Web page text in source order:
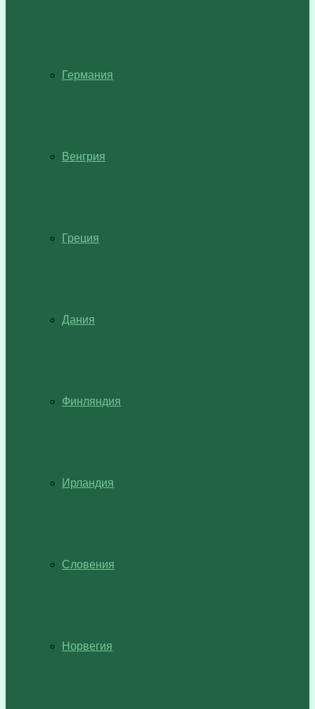
Германия
Венгрия
Греция
Дания
Финляндия
Ирландия
Словения
Норвегия